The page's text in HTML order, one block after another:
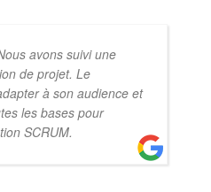
avons suivi une
de projet. Le
à son audience et
les bases pour
SCRUM.